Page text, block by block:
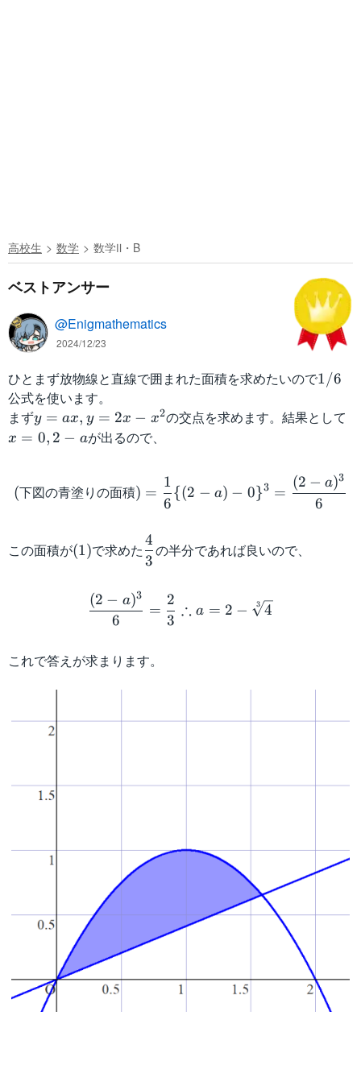
高校生 数学 数学Ⅱ・B
ベストアンサー
@Enigmathematics
2024/12/23
ひとまず放物線と直線で囲まれた面積を求めたいので1
6
1/6
公式を使います。
まずy
=
y
x
y = ax, y = 2x − x2の交点を求めます。結果として
x = 0, 2 − aが出るので、
(下図の青塗りの面積
(下図の青塗りの面積) =
6
1
{(2 − a) − 0}3 =
6
(2 − a)3
この面積が(
1
(1)で求めた\
d
a
{
3
4
の半分であれば良いので、
6
(2 − a)3
=
3
2
∴ a = 2 − 3 4
これで答えが求まります。